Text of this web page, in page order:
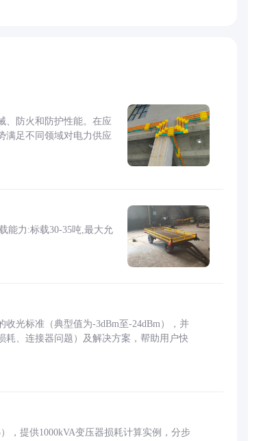
、防火和防护性能。在应
满足不同领域对电力供应
能力:标载30-35吨,最大允
光标准（典型值为-3dBm至-24dBm），并
耗、连接器问题）及解决方案，帮助用户快
，提供1000kVA变压器损耗计算实例，分步